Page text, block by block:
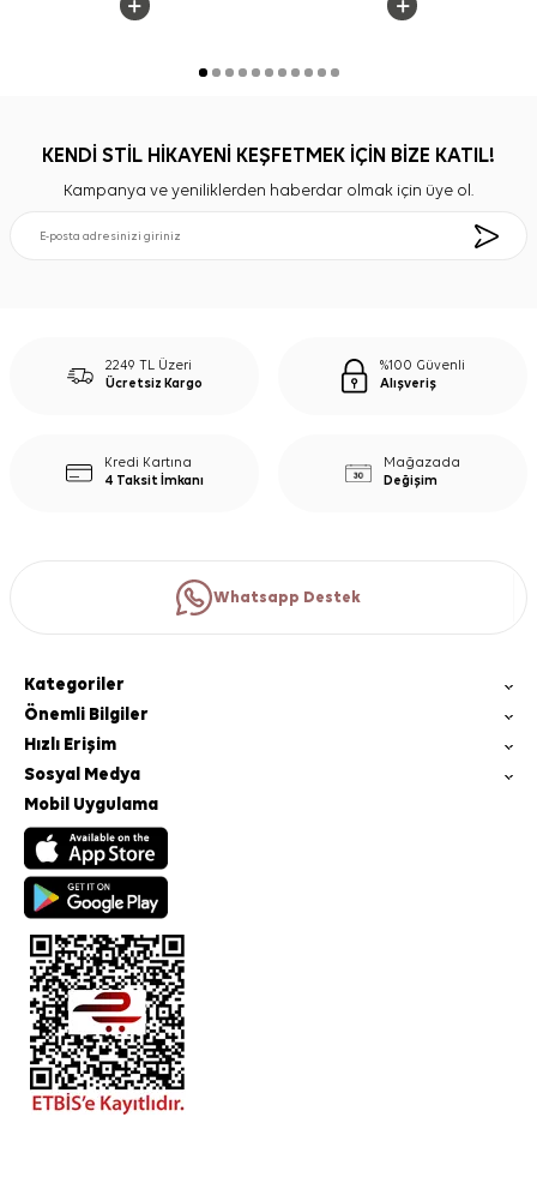
KENDİ STİL HİKAYENİ KEŞFETMEK İÇİN BİZE KATIL!
Kampanya ve yeniliklerden haberdar olmak için üye ol.
2249 TL Üzeri
Ücretsiz Kargo
%100 Güvenli
Alışveriş
Kredi Kartına
4 Taksit İmkanı
Mağazada
Değişim
Whatsapp Destek
Kategoriler
Önemli Bilgiler
Hızlı Erişim
Sosyal Medya
Mobil Uygulama